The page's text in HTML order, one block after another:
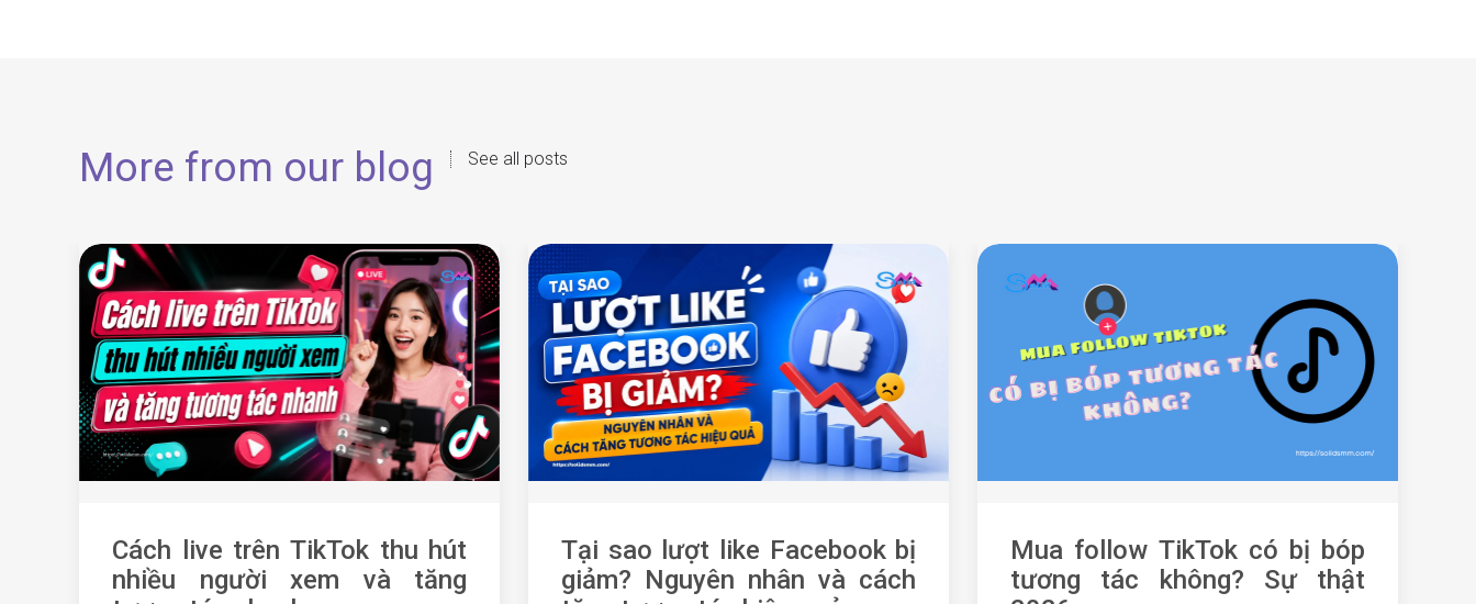
More from our blog See all posts
Cách live trên TikTok thu hút
nhiều người xem và tăng
Tại sao lượt like Facebook bị
giảm? Nguyên nhân và cách
Mua follow TikTok có bị bóp
tương tác không? Sự thật